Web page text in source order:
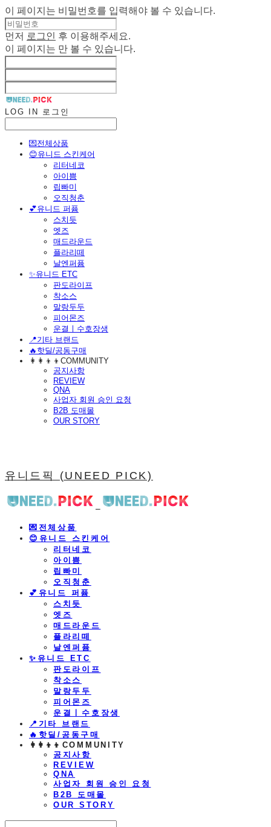
이 페이지는 비밀번호를 입력해야 볼 수 있습니다.
먼저 로그인
후 이용해주세요.
이 페이지는 만 볼 수 있습니다.
LOG IN 로그인
💌전체상품
😊유니드 스킨케어
리터네코
아이쁨
립빠미
오직청춘
💕유니드 퍼퓸
스치듯
엣즈
매드라운드
플라리떼
날엔퍼퓸
​✨유니드 ETC
판도라이프
착소스
말랑두두
피어몬즈
운결ㅣ수호장생
📍기타 브랜드
🔥핫딜/공동구매
👩‍👩‍👦‍👦COMMUNITY
공지사항
REVIEW
QNA
사업자 회원 승인 요청
B2B 도매몰
OUR STORY
유니드픽 (UNEED PICK)
💌전체상품
😊유니드 스킨케어
리터네코
아이쁨
립빠미
오직청춘
💕유니드 퍼퓸
스치듯
엣즈
매드라운드
플라리떼
날엔퍼퓸
​✨유니드 ETC
판도라이프
착소스
말랑두두
피어몬즈
운결ㅣ수호장생
📍기타 브랜드
🔥핫딜/공동구매
👩‍👩‍👦‍👦COMMUNITY
공지사항
REVIEW
QNA
사업자 회원 승인 요청
B2B 도매몰
OUR STORY